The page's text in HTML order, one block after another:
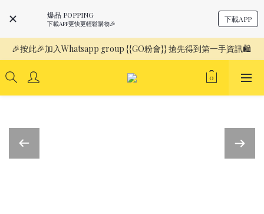
爆品 POPPING
下載APP更快更輕鬆購物🎉 下載APP